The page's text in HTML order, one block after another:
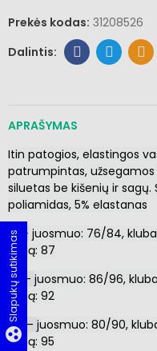
Prekės kodas: 31208526
APRAŠYMAS
Itin patogios, elastingos
patrumpintas,
siluetas be kišenių ir sagų.
poliamidas, 5% elastanas
19 – juosmuo: 76/84,
šoną: 87
22 – juosmuo: 86/96,
šoną: 92
40 – juosmuo: 80/90,
šoną: 95
group_work
Slapukų sutikimas